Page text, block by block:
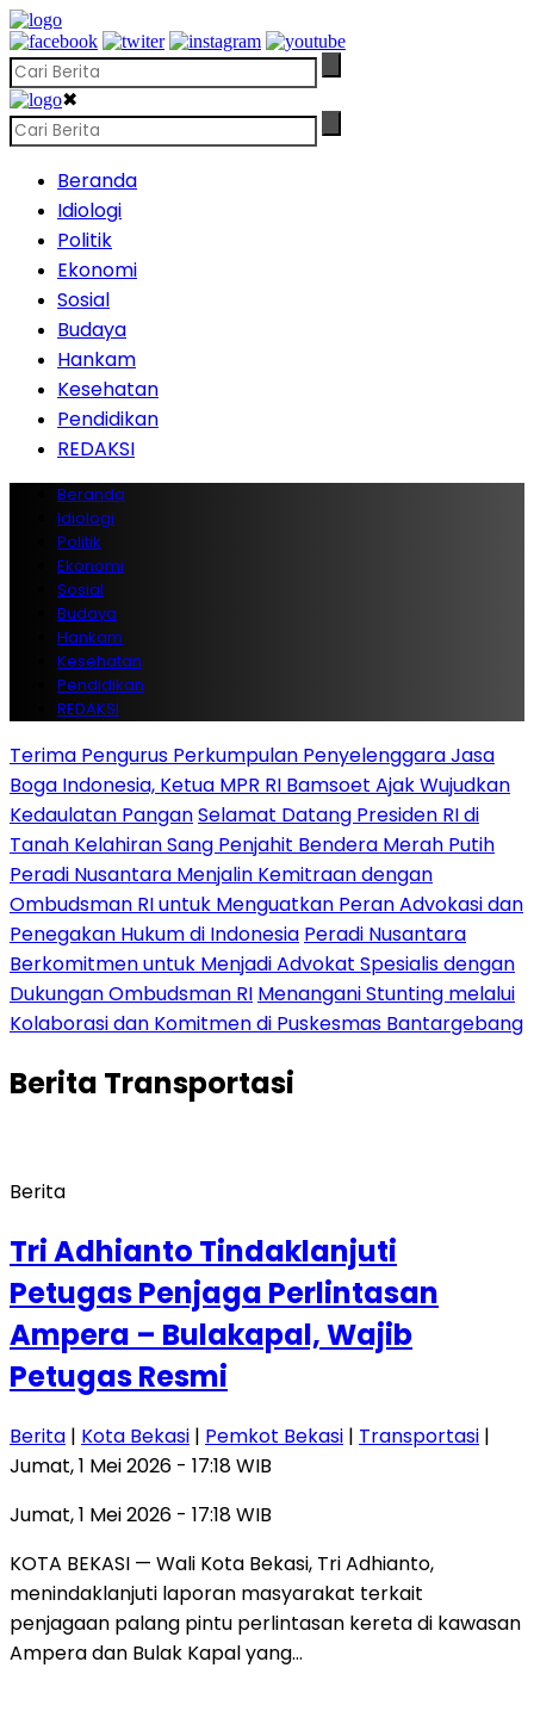
✖
Beranda
Idiologi
Politik
Ekonomi
Sosial
Budaya
Hankam
Kesehatan
Pendidikan
REDAKSI
Beranda
Idiologi
Politik
Ekonomi
Sosial
Budaya
Hankam
Kesehatan
Pendidikan
REDAKSI
Terima Pengurus Perkumpulan Penyelenggara Jasa
Boga Indonesia, Ketua MPR RI Bamsoet Ajak Wujudkan
Kedaulatan PanganSelamat Datang Presiden RI di
Tanah Kelahiran Sang Penjahit Bendera Merah Putih
Peradi Nusantara Menjalin Kemitraan dengan
Ombudsman RI untuk Menguatkan Peran Advokasi dan
Penegakan Hukum di Indonesia Peradi Nusantara
Berkomitmen untuk Menjadi Advokat Spesialis dengan
Dukungan Ombudsman RI Menangani Stunting melalui
Kolaborasi dan Komitmen di Puskesmas Bantargebang
Berita Transportasi
Berita
Tri Adhianto Tindaklanjuti
Petugas Penjaga Perlintasan
Ampera – Bulakapal, Wajib
Petugas Resmi
Berita | Kota Bekasi | Pemkot Bekasi | Transportasi |
Jumat, 1 Mei 2026 - 17:18 WIB
Jumat, 1 Mei 2026 - 17:18 WIB
KOTA BEKASI — Wali Kota Bekasi, Tri Adhianto,
menindaklanjuti laporan masyarakat terkait
penjagaan palang pintu perlintasan kereta di kawasan
Ampera dan Bulak Kapal yang…